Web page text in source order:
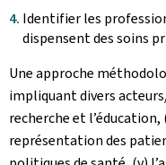
Identifier les
dispensent des soins
Une approche
impliquant divers
recherche et
représentation des